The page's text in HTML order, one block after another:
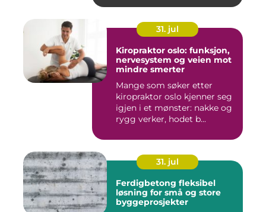
31. jul
Kiropraktor oslo: funksjon,
nervesystem og veien mot
mindre smerter
Mange som søker etter
kiropraktor oslo kjenner seg
igjen i et mønster: nakke og
rygg verker, hodet b...
31. jul
Ferdigbetong fleksibel
løsning for små og store
byggeprosjekter